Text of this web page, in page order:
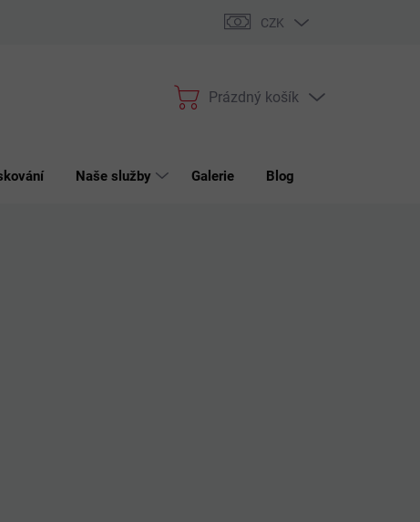
Podmínky ochrany osobních údajů
CZK
Nákupní
Prázdný košík
Naše služby Galerie Blog